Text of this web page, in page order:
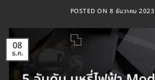
POSTED ON 8 ธันวาคม 2023
08
ธ.ค.